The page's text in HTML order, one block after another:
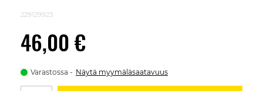
229129923
46,00 €
Varastossa Näytä myymäläsaatavuus